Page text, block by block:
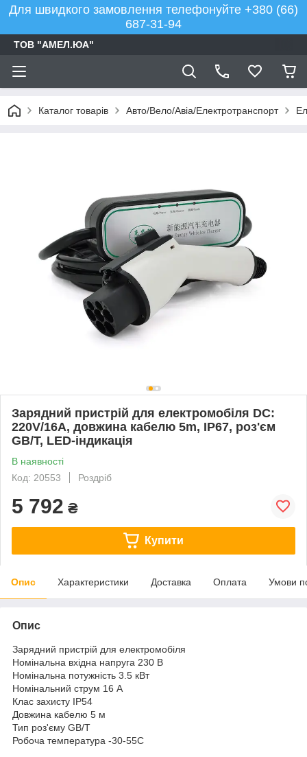
Для швидкого замовлення телефонуйте +380 (66)
687-31-94
ТОВ "АМЕЛ.ЮА"
Каталог товарів Авто/Вело/Авіа/Електротранспорт
Зарядний пристрій для електромобіля DC:
220V/16A, довжина кабелю 5m, IP67, роз'єм
GB/T, LED-індикація
В наявності
Код: 20553
Роздріб
5 792 ₴
Купити
Опис Характеристики Доставка Оплата Умови
Опис
Зарядний пристрій для електромобіля
Номінальна вхідна напруга 230 В
Номінальна потужність 3.5 кВт
Номінальний струм 16 А
Клас захисту IP54
Довжина кабелю 5 м
Тип роз'єму GB/T
Робоча температура -30-55С